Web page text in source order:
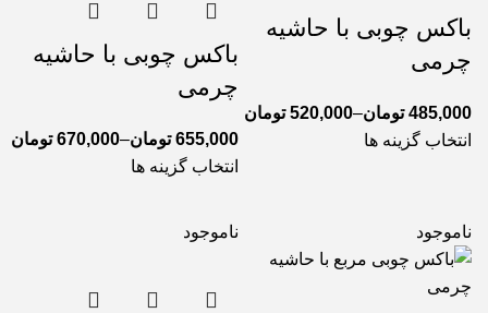
باکس چوبی با حاشیه
چرمی
485,000 تومان–
520,000 تومان
انتخاب گزینه ها
باکس چوبی با حاشیه
چرمی
655,000 تومان–
670,000 تومان
انتخاب گزینه ها
ناموجود ناموجود